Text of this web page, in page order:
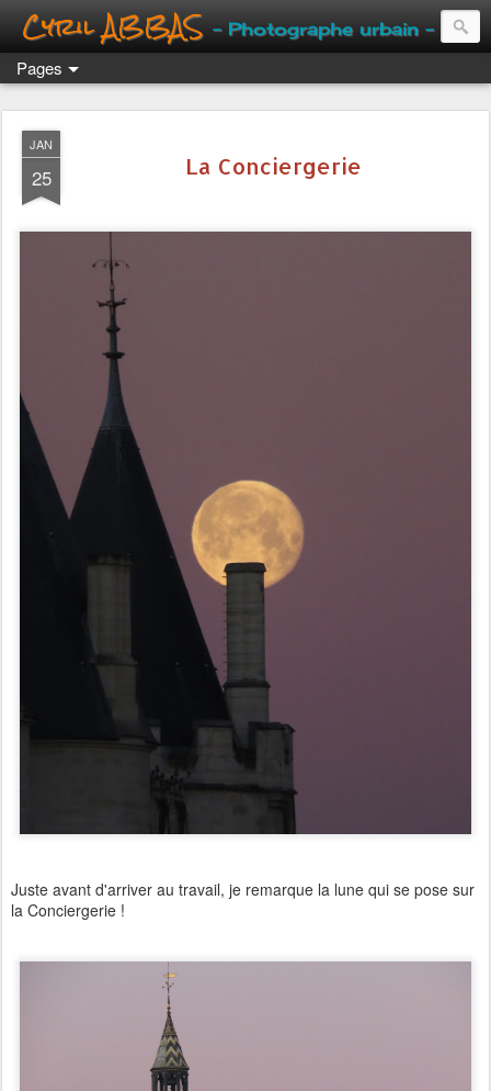
Cyril ABBAS - Photographe urbain -
Pages
JAN
25 La Conciergerie
Juste avant d'arriver au travail, je remarque la lune qui se pose sur
la Conciergerie !